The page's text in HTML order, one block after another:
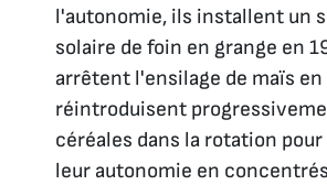
l'autonomie, ils installent un
solaire de foin en grange en
arrêtent l'ensilage de maïs en
réintroduisent
céréales dans la rotation
leur autonomie en